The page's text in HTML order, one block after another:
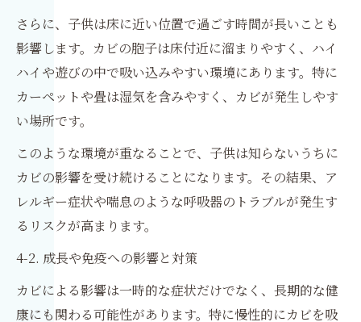
さらに、子供は床に近い位置で過ごす時間が長いことも
影響します。カビの胞子は床付近に溜まりやすく、ハイ
ハイや遊びの中で吸い込みやすい環境にあります。特に
カーペットや畳は湿気を含みやすく、カビが発生しやす
い場所です。
このような環境が重なることで、子供は知らないうちに
カビの影響を受け続けることになります。その結果、ア
レルギー症状や喘息のような呼吸器のトラブルが発生す
るリスクが高まります。
4-2. 成長や免疫への影響と対策
カビによる影響は一時的な症状だけでなく、長期的な健
康にも関わる可能性があります。特に慢性的にカビを吸